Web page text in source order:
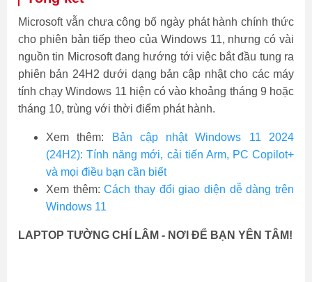
Microsoft vẫn chưa công bố ngày phát hành chính thức
cho phiên bản tiếp theo của Windows 11, nhưng có vài
nguồn tin Microsoft đang hướng tới việc bắt đầu tung ra
phiên bản 24H2 dưới dạng bản cập nhật cho các máy
tính chạy Windows 11 hiện có vào khoảng tháng 9 hoặc
tháng 10, trùng với thời điểm phát hành.
Xem thêm:
Bản cập nhật Windows 11 2024
(24H2): Tính năng mới, cải tiến Arm, PC Copilot+
và mọi điều bạn cần biết
Xem thêm:Cách thay đổi giao diện dễ dàng trên
Windows 11
LAPTOP TƯỜNG CHÍ LÂM - NƠI ĐỂ BẠN YÊN TÂM!